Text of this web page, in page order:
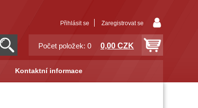
Přihlásit se Zaregistrovat se
Počet položek: 0 0,00 CZK
Kontaktní informace